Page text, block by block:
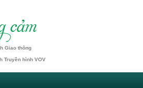
Giao thông
Truyền hình VOV